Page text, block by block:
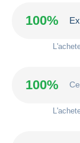
100%
100%